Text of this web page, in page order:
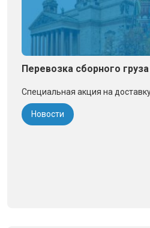
Перевозка сборного груза
Специальная акция на
Новости